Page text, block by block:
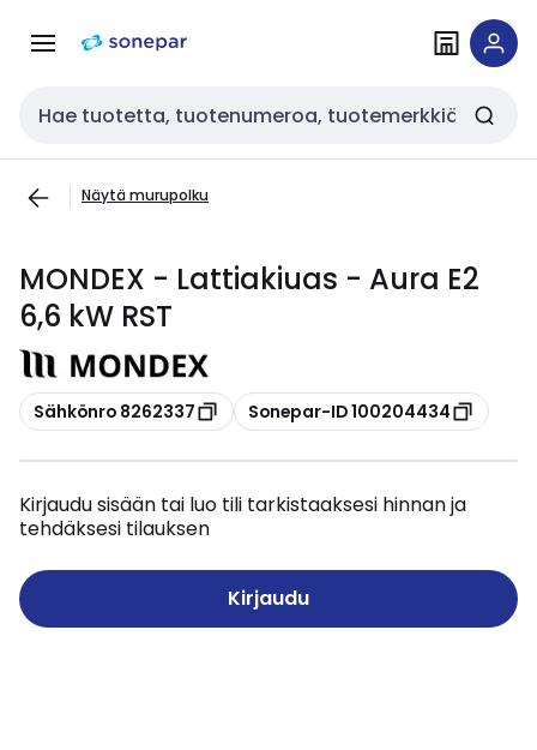
navigointiinsisältöön
Haku
Näytä murupolku
MONDEX - Lattiakiuas - Aura E2
6,6 kW RST
Kopioi
Sähkönro 8262337 Kopioi
Sonepar-ID 100204434
Kirjaudu sisään tai luo tili tarkistaaksesi hinnan ja
tehdäksesi tilauksen
Kirjaudu